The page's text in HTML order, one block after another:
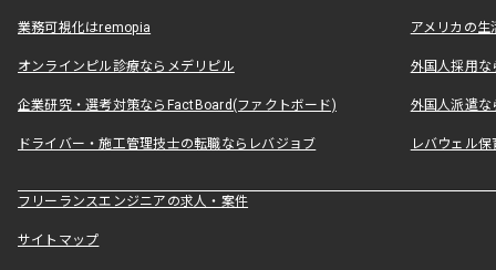
業務可視化はremopia アメリカの
オンラインピル診療ならメデリピル 外国人採用
企業研究・選考対策ならFactBoard(ファクトボード) 外国人派遣な
ドライバー・施工管理技士の転職ならレバジョブ レバウェル
フリーランスエンジニアの求人・案件
サイトマップ